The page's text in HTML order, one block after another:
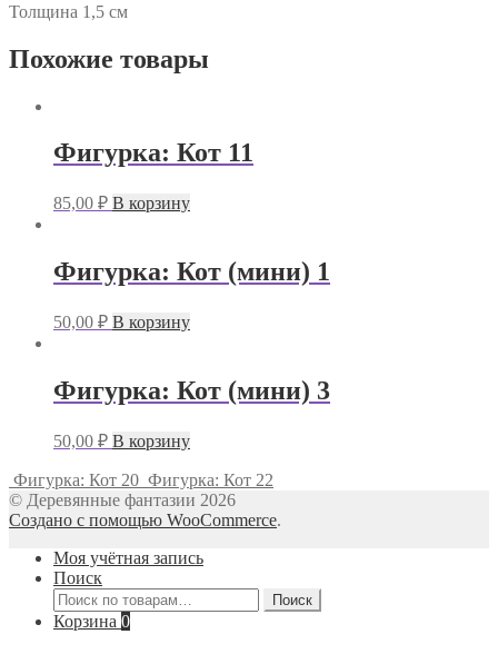
Толщина 1,5 см
Похожие товары
Фигурка: Кот 11
85,00 ₽ В корзину
Фигурка: Кот (мини) 1
50,00 ₽ В корзину
Фигурка: Кот (мини) 3
50,00 ₽ В корзину
Фигурка: Кот 20 Фигурка: Кот 22
© Деревянные фантазии 2026
Создано с помощью WooCommerce.
Моя учётная запись
Поиск
Искать:
Поиск
Корзина 0